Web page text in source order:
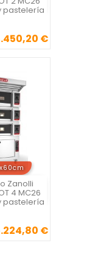
pastelería
base
Precio
€
Zanolli
4 MC26
pastelería
base
Precio
€
